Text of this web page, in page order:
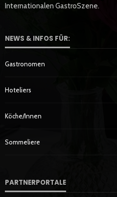
Internationalen GastroSzene.
NEWS & INFOS FÜR:
Gastronomen
Hoteliers
Köche/innen
Sommeliere
PARTNERPORTALE